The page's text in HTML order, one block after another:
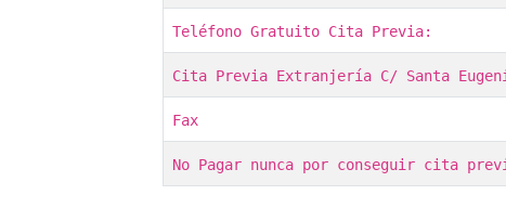
Teléfono Gratuito Cita Previa:
Cita Previa Extranjería C/ Santa
Fax
No Pagar nunca por conseguir cita